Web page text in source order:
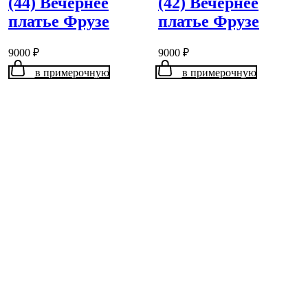
платье Фрузе
9000 ₽
в примерочную
платье Фрузе
9000 ₽
в примерочную